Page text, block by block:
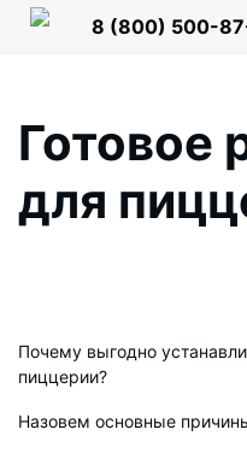
8 (800) 500-
Готовое
для
Почему выгодно
пиццерии?
Назовем основные